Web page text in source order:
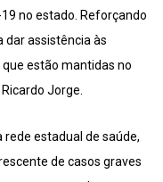
no estado. Reforçando
dar assistência às
estão mantidas no
Jorge.
estadual de saúde,
de casos graves